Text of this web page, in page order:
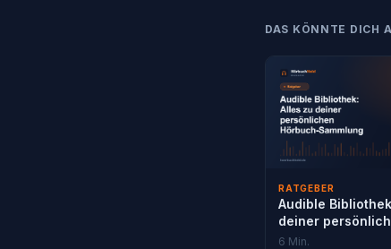
DAS KÖNNTE DICH
RATGEBER
Audible
deiner
Hörbuch-
6 Min.